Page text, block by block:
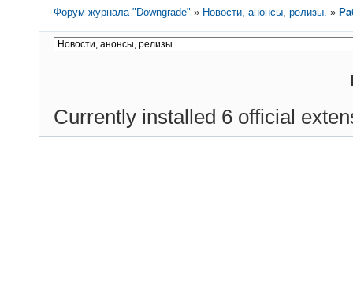
Форум журнала "Downgrade" » Новости, анонсы, релизы. »
Currently installed 6 official